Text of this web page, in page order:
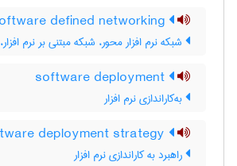
شبکه نرم افزار محور، شبکه مبتنی بر نرم افزار، SDN
به‌کاراندازی نرم ‌افزار
راهبرد به کاراندازی نرم ‌افزار